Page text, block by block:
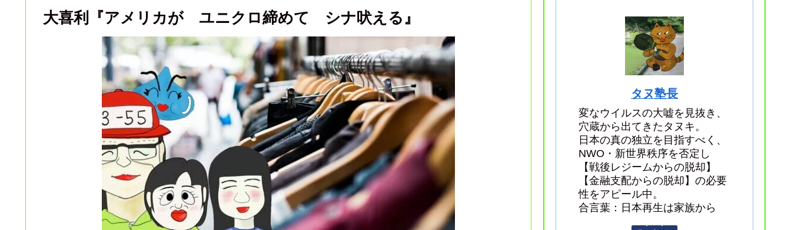
大喜利『アメリカが ユニクロ締めて シナ吠える』
タヌ塾長
変なウイルスの大嘘を見抜き、
穴蔵から出てきたタヌキ。
日本の真の独立を目指すべく、
NWO・新世界秩序を否定し
【戦後レジームからの脱却】
【金融支配からの脱却】の必要
性をアピール中。
合言葉：日本再生は家族から